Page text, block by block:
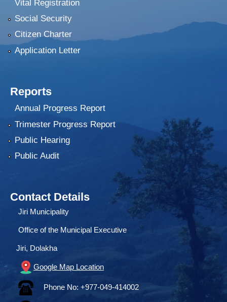
Vital Registration
Social Security
Citizen Charter
Application Letter
Reports
Annual Progress Report
Trimester Progress Report
Public Hearing
Public Audit
Contact Details
Jiri Municipality
Office of the Municipal Executive
Jiri, Dolakha
Google Map Location
Phone No: +977-049-414002